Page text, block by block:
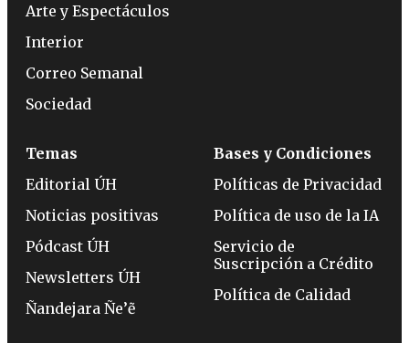
Arte y Espectáculos
Interior
Correo Semanal
Sociedad
Temas
Editorial ÚH
Noticias positivas
Pódcast ÚH
Newsletters ÚH
Ñandejara Ñe’ẽ
Bases y Condiciones
Políticas de Privacidad
Política de uso de la IA
Servicio de
Suscripción a Crédito
Política de Calidad